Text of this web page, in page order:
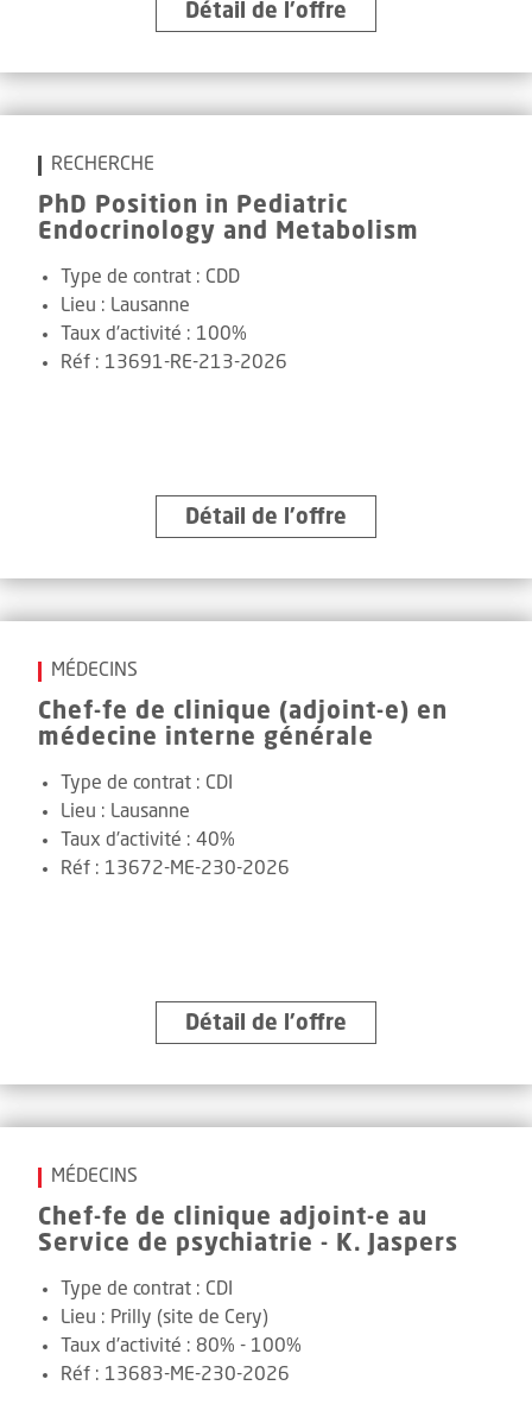
Détail de l’offre
RECHERCHE
PhD Position in Pediatric
Endocrinology and Metabolism
Type de contrat : CDD
Lieu : Lausanne
Taux d'activité : 100%
Réf : 13691-RE-213-2026
Détail de l’offre
MÉDECINS
Chef-fe de clinique (adjoint-e) en
médecine interne générale
Type de contrat : CDI
Lieu : Lausanne
Taux d'activité :40%
Réf : 13672-ME-230-2026
Détail de l’offre
MÉDECINS
Chef-fe de clinique adjoint-e au
Service de psychiatrie - K. Jaspers
Type de contrat : CDI
Lieu : Prilly (site de Cery)
Taux d'activité : 80% - 100%
Réf : 13683-ME-230-2026